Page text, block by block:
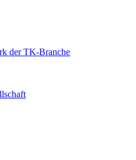
der TK-Branche